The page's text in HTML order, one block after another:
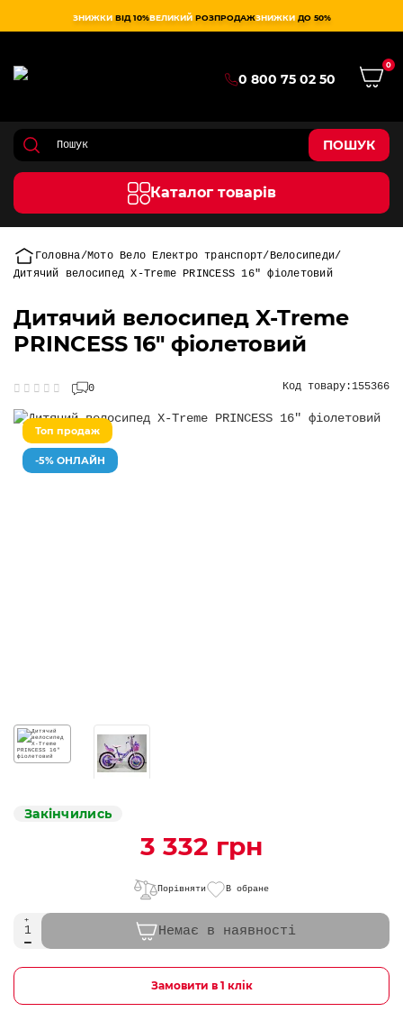
ЗНИЖКИ ВІД 10%ВЕЛИКИЙ РОЗПРОДАЖЗНИЖКИ ДО 50%
0 800 75 02 50
0
ПОШУК
Каталог товарів
Головна Мото Вело Електро транспорт
Велосипеди
Дитячий велосипед X-Treme PRINCESS 16" фіолетовий
Дитячий велосипед X-Treme
PRINCESS 16" фіолетовий
0 Код товару:155366
Топ продаж
-5% ОНЛАЙН
Закінчились
3 332 грн
Порівняти В обране
Немає в наявності
Замовити в 1 клік